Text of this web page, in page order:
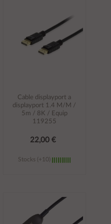
Cable displayport a
displayport 1.4 M/M /
5m / 8K / Equip
119255
22,00 €
Stocks (+10)
carrito